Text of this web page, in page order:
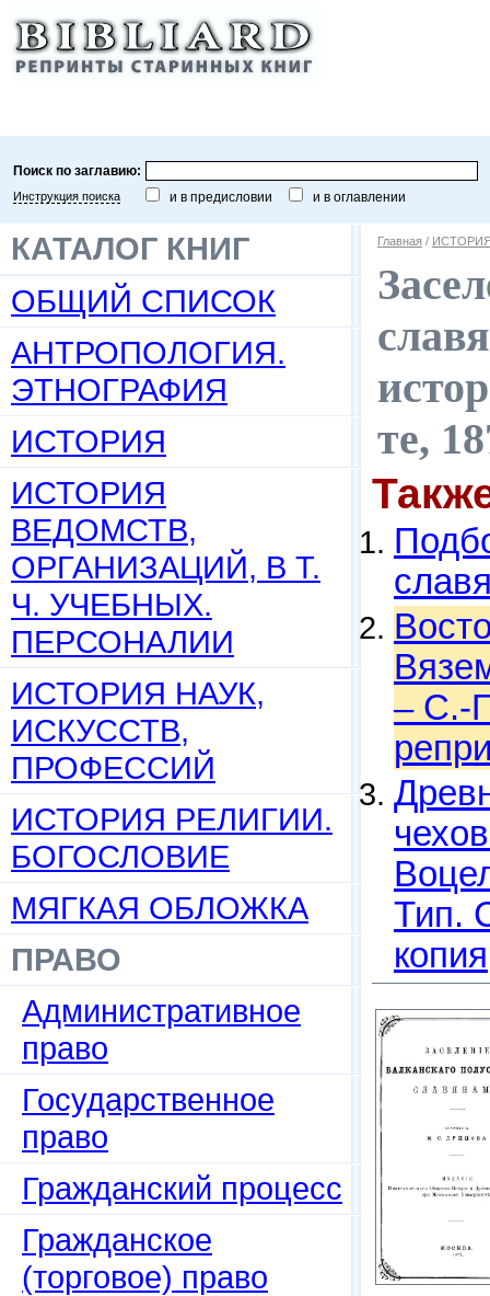
Поиск по заглавию:
Инструкция поиска и в предисловии и в оглавлении
КАТАЛОГ КНИГ
ОБЩИЙ СПИСОК
АНТРОПОЛОГИЯ.
ЭТНОГРАФИЯ
ИСТОРИЯ
ИСТОРИЯ
ВЕДОМСТВ,
ОРГАНИЗАЦИЙ, В Т.
Ч. УЧЕБНЫХ.
ПЕРСОНАЛИИ
ИСТОРИЯ НАУК,
ИСКУССТВ,
ПРОФЕССИЙ
ИСТОРИЯ РЕЛИГИИ.
БОГОСЛОВИЕ
МЯГКАЯ ОБЛОЖКА
ПРАВО
Административное
право
Государственное
право
Гражданский процесс
Гражданское
(торговое) право
Главная /
те,
– С.-
Тип.
копия